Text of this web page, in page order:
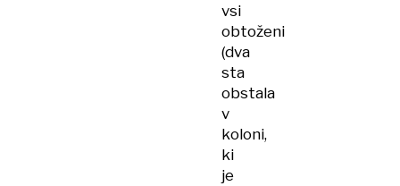
vsi
obtoženi
(dva
sta
obstala
v
koloni,
ki
je